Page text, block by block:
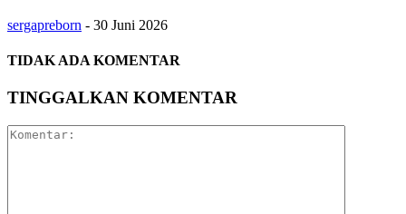
sergapreborn - 30 Juni 2026
TIDAK ADA KOMENTAR
TINGGALKAN KOMENTAR